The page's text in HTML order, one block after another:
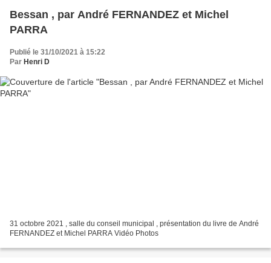
Bessan , par André FERNANDEZ et Michel
PARRA
Publié le 31/10/2021 à 15:22
Par Henri D
31 octobre 2021 , salle du conseil municipal , présentation du livre de André
FERNANDEZ et Michel PARRA Vidéo Photos